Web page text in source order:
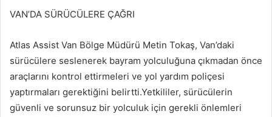
VAN’DA SÜRÜCÜLERE ÇAĞRI
Atlas Assist Van Bölge Müdürü Metin Tokaş, Van’daki
sürücülere seslenerek bayram yolculuğuna çıkmadan önce
araçlarını kontrol ettirmeleri ve yol yardım poliçesi
yaptırmaları gerektiğini belirtti.Yetkililer, sürücülerin
güvenli ve sorunsuz bir yolculuk için gerekli önlemleri